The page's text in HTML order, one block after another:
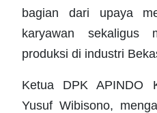
bagian dari upaya
karyawan sekaligus
produksi di industri
Ketua DPK APINDO
Yusuf Wibisono,